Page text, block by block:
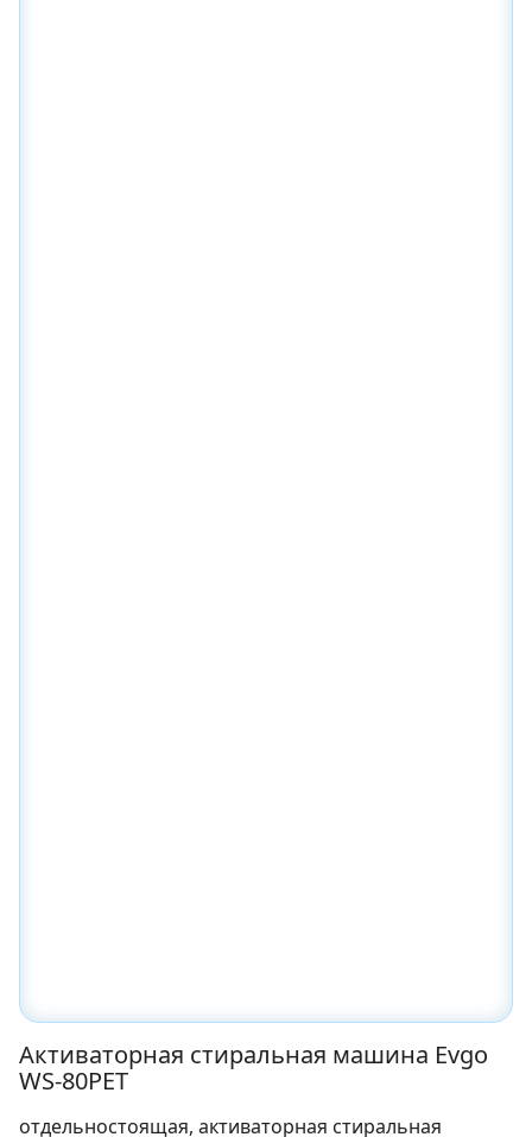
Активаторная стиральная машина Evgo
WS-80PET
отдельностоящая, активаторная стиральная